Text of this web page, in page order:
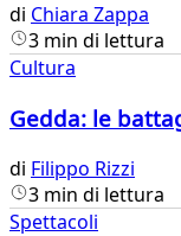
di Chiara Zappa
3 min di lettura
Cultura
Gedda: le
di Filippo Rizzi
3 min di lettura
Spettacoli